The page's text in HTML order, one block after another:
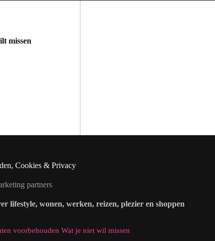
missen
Cookies & Privacy
partners
lifestyle, wonen, werken, reizen, plezier en shoppen
voorbehouden Wat je niet wil missen